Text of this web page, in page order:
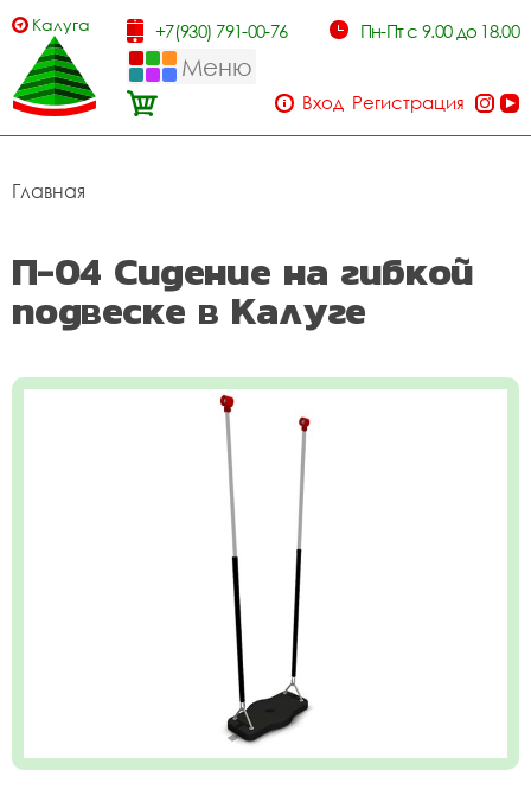
Калуга +7(930) 791-00-76 Пн-Пт с 9.00 до 18.00
Меню
Вход Регистрация
Главная
П-04 Сидение на гибкой
подвеске в Калуге